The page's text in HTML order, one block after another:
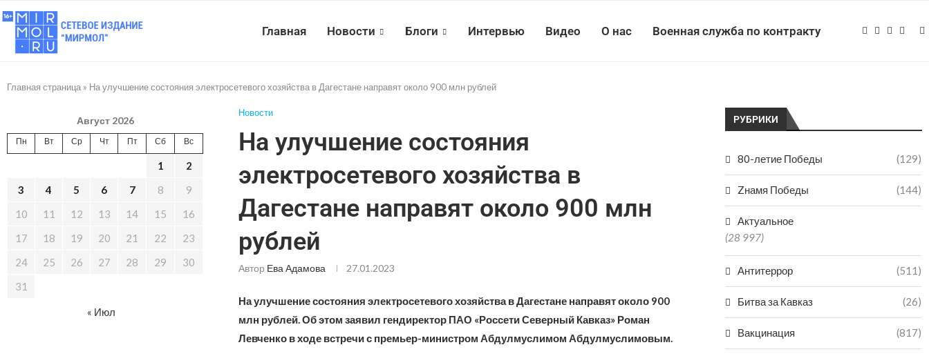
Главная Новости Блоги Интервью Видео О нас Военная служба по контракту
Главная страница » На улучшение состояния электросетевого хозяйства в Дагестане направят около 900 млн рублей
Новости
На улучшение состояния
электросетевого хозяйства в
Дагестане направят около 900 млн
рублей
Автор Ева Адамова 27.01.2023
На улучшение состояния электросетевого хозяйства в Дагестане направят около 900
млн рублей. Об этом заявил гендиректор ПАО «Россети Северный Кавказ» Роман
Левченко в ходе встречи с премьер-министром Абдулмуслимом Абдулмуслимовым.
РУБРИКИ
80-летие Победы (129)
Zнамя Победы (144)
Актуальное
(28 997)
Антитеррор (511)
Битва за Кавказ (26)
Вакцинация (817)
Август 2026
Пн Вт Ср Чт Пт Сб Вс
1
2
3
4 5 6 7 8
9
10
11 12 13 14 15
16
17
18 19 20 21 22
23
24
25 26 27 28 29
30
31
« Июл